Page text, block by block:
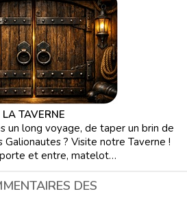
LA TAVERNE
un long voyage, de taper un brin de
Galionautes ? Visite notre Taverne !
et entre, matelot…
DES